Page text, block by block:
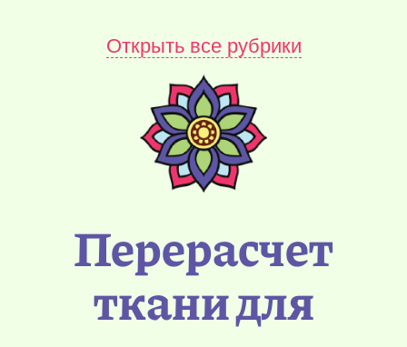
Открыть все рубрики
Перерасчет
ткани для